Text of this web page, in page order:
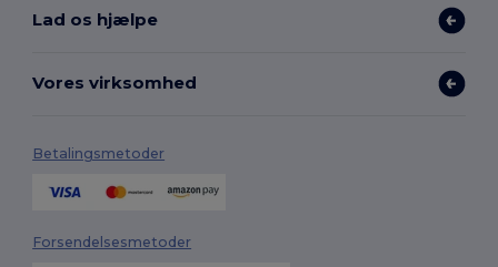
Lad os hjælpe
Vores virksomhed
Betalingsmetoder
Forsendelsesmetoder